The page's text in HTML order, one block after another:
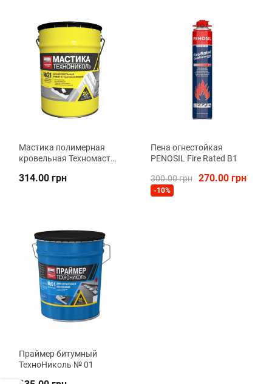
Мастика полимерная
кровельная Техномаст
314.00 грн
Пена огнестойкая
PENOSIL Fire Rated В1
270.00 грн
300.00 грн
-10%
Праймер битумный
ТехноНиколь № 01